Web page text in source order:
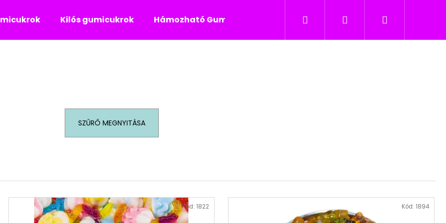
Kilós gumicukrok Hámozható Gumicukor Nyalókák Édesség gyerekeknek
KeresésBejelentkezés
Kosár
SZŰRŐ MEGNYITÁSA
Kód:1822 Kód: 1894
Ajánljuk